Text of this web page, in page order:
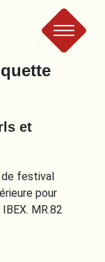
et
de festival
pour
MR.82